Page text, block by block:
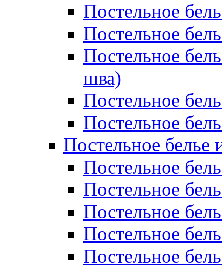
Постельное
Постельное
Постельное
шва)
Постельное
Постельное
Постельное белье
Постельное
Постельное
Постельное
Постельное
Постельное